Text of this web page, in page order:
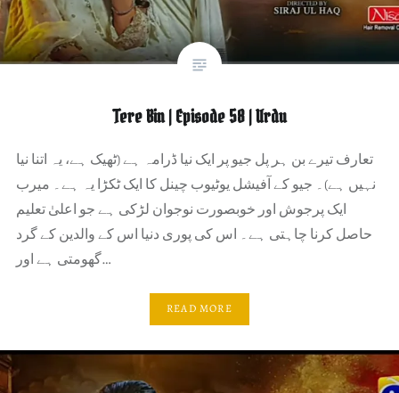
Tere Bin | Episode 58 | Urdu
تعارف تیرے بن ہر پل جیو پر ایک نیا ڈرامہ ہے (ٹھیک ہے، یہ اتنا نیا
نہیں ہے)۔ جیو کے آفیشل یوٹیوب چینل کا ایک ٹکڑا یہ ہے۔ میرب
ایک پرجوش اور خوبصورت نوجوان لڑکی ہے جو اعلیٰ تعلیم
حاصل کرنا چاہتی ہے۔ اس کی پوری دنیا اس کے والدین کے گرد
گھومتی ہے اور…
READ MORE